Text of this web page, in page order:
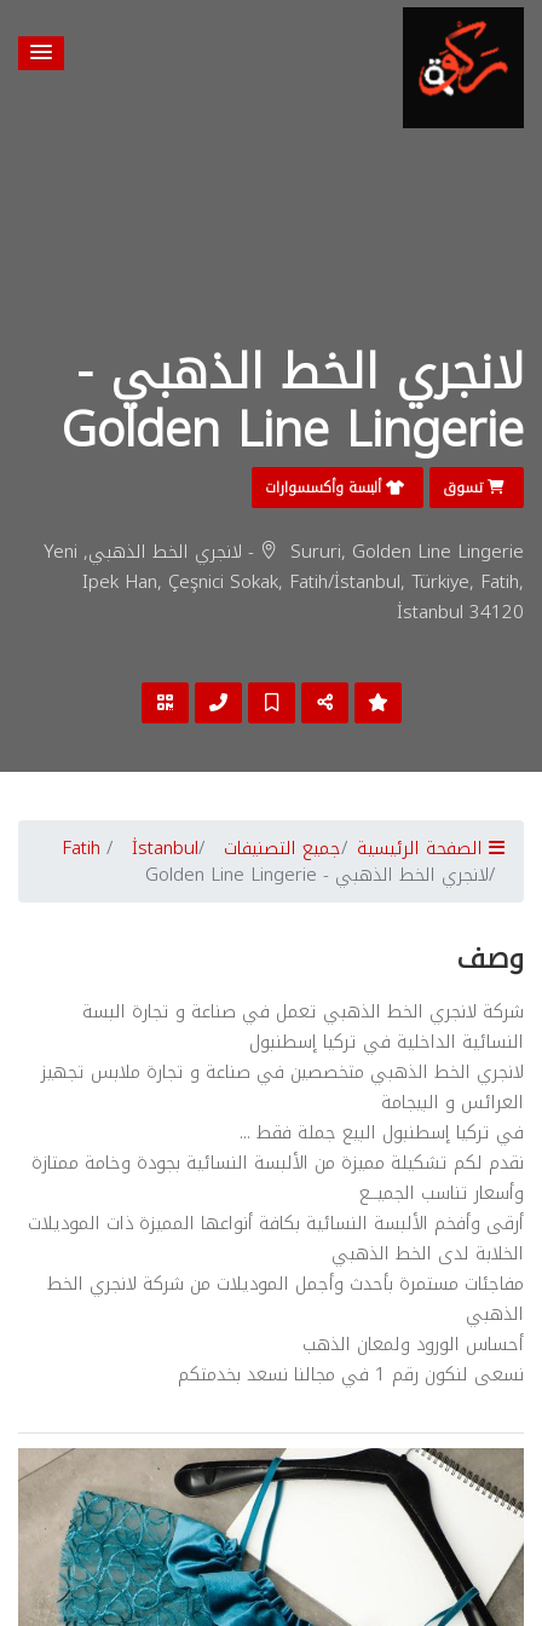
لانجري الخط الذهبي -
Golden Line Lingerie
تسوق ألبسة وأكسسوارات
Sururi, Golden Line Lingerie - لانجري الخط الذهبي, Yeni
Ipek Han, Çeşnici Sokak, Fatih/İstanbul, Türkiye, Fatih,
İstanbul 34120
الصفحة الرئيسية جميع التصنيفات İstanbul
Fatih
لانجري الخط الذهبي - Golden Line Lingerie
وصف
شركة لانجري الخط الذهبي تعمل في صناعة و تجارة البسة
النسائية الداخلية في تركيا إسطنبول
لانجري الخط الذهبي متخصصين في صناعة و تجارة ملابس تجهيز
العرائس و البيجامة
في تركيا إسطنبول البيع جملة فقط ...
نقدم لكم تشكيلة مميزة من الألبسة النسائية بجودة وخامة ممتازة
وأسعار تناسب الجميــع
أرقى وأفخم الألبسة النسائية بكافة أنواعها المميزة ذات الموديلات
الخلابة لدى الخط الذهبي
مفاجئات مستمرة بأحدث وأجمل الموديلات من شركة لانجري الخط
الذهبي
أحساس الورود ولمعان الذهب
نسعى لنكون رقم 1 في مجالنا نسعد بخدمتكم